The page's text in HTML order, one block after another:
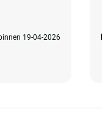
19-04-2026